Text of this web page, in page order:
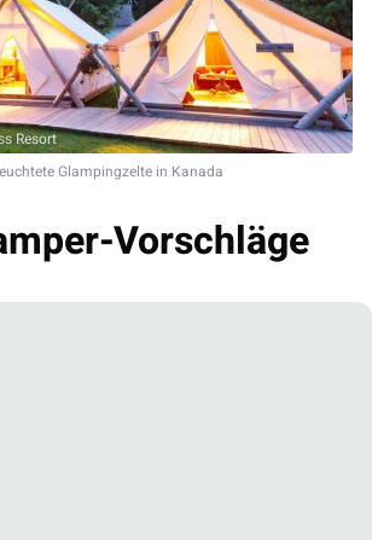
Resort
Glampingzelte in Kanada
Vorschläge